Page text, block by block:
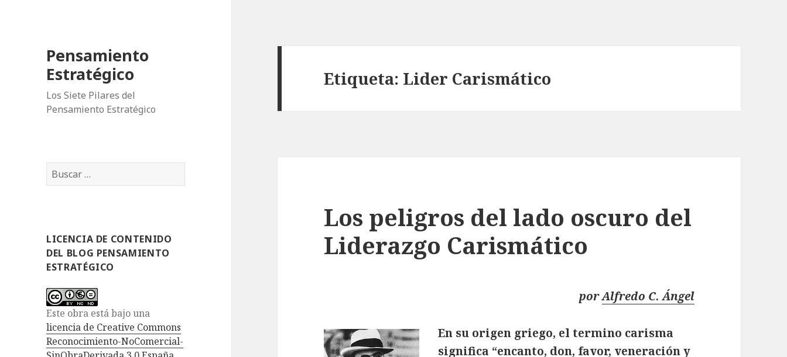
Pensamiento
Estratégico
Los Siete Pilares del
Pensamiento Estratégico
B
u
r
:
LICENCIA DE CONTENIDO
DEL BLOG PENSAMIENTO
ESTRATÉGICO
Este obra está bajo una
licencia de Creative Commons
Reconocimiento-NoComercial-
Etiqueta: Lider Carismático
Los peligros del lado oscuro del
Liderazgo Carismático
porAlfredo C. Ángel
En su origen griego, el termino carisma
significa “encanto, don, favor, veneración y